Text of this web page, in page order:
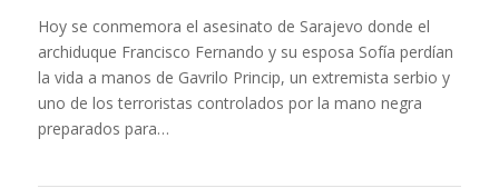
Hoy se conmemora el asesinato de Sarajevo donde el
archiduque Francisco Fernando y su esposa Sofía perdían
la vida a manos de Gavrilo Princip, un extremista serbio y
uno de los terroristas controlados por la mano negra
preparados para…